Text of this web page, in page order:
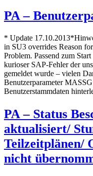
PA –
* Update
in SU3 overrides Reason
Problem. Passend zum
kurioser SAP-Fehler der
gemeldet wurde – vielen
Benutzerparameter
Benutzerstammdaten
PA – Status
aktualisiert/
Teilzeitplänen/
nicht